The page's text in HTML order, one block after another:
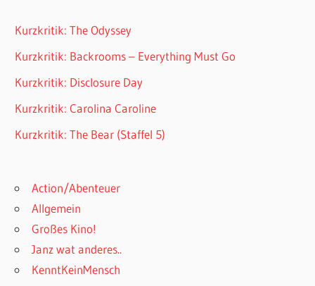
Kurzkritik: The Odyssey
Kurzkritik: Backrooms – Everything Must Go
Kurzkritik: Disclosure Day
Kurzkritik: Carolina Caroline
Kurzkritik: The Bear (Staffel 5)
Action/Abenteuer
Allgemein
Großes Kino!
Janz wat anderes..
KenntKeinMensch